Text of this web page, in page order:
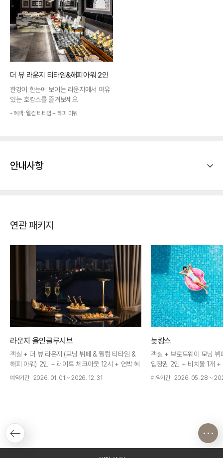
더 뷰 라운지 티타임&해피아워 2인
한강이 한눈에 보이는 라운지에서 여유
있는 호캉스를 즐겨보세요.
- 혜택: 웰컴 티타임 + 해피 아워
안내사항
연관 패키지
라운지 올인클루시브
객실 + 더 뷰 라운지 (모닝 뷔페 & 웰컴 티타임 &
해피 아워) 2인 + 레이트 체크아웃 12시 + 연박 혜
택
예약기간 2026. 01. 01 ~ 2026. 12. 31
늦캉스
객실 + 브로드웨이 모닝
입장권 2인 + 비치볼 1개 +
+ 연박 혜택
예약기간 2026. 05. 28 ~